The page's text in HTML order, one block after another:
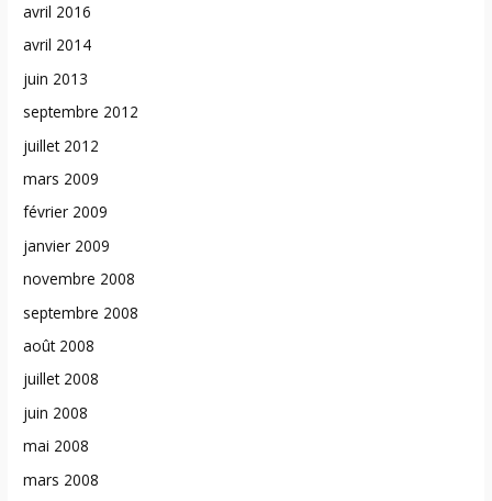
avril 2016
avril 2014
juin 2013
septembre 2012
juillet 2012
mars 2009
février 2009
janvier 2009
novembre 2008
septembre 2008
août 2008
juillet 2008
juin 2008
mai 2008
mars 2008